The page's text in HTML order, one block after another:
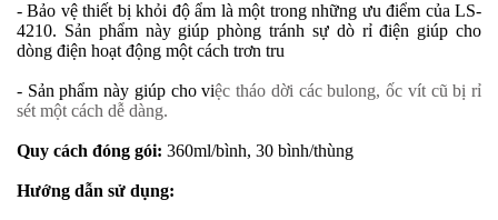
- Bảo vệ thiết bị khỏi độ ẩm là một trong những ưu điểm của LS-
4210. Sản phẩm này giúp phòng tránh sự dò rỉ điện giúp cho
dòng điện hoạt động một cách trơn tru
- Sản phẩm này giúp cho việc tháo dời các bulong, ốc vít cũ bị rỉ
sét một cách dễ dàng.
Quy cách đóng gói: 360ml/bình, 30 bình/thùng
Hướng dẫn sử dụng: